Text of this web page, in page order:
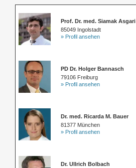
Prof. Dr. med. Siamak Asgari
85049 Ingolstadt
» Profil ansehen
PD Dr. Holger Bannasch
79106 Freiburg
» Profil ansehen
Dr. med. Ricarda M. Bauer
81377 München
» Profil ansehen
Dr. Ullrich Bolbach